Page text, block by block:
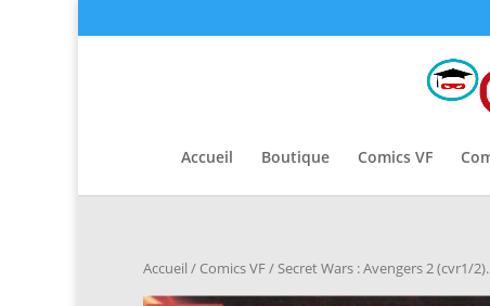
Accueil Boutique Comics VF
Accueil / Comics VF/ Secret Wars : Avengers 2 (cvr1/